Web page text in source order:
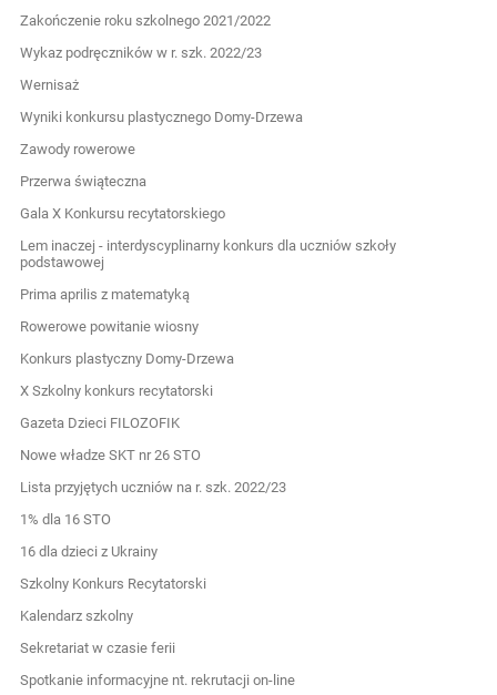
Zakończenie roku szkolnego 2021/2022
Wykaz podręczników w r. szk. 2022/23
Wernisaż
Wyniki konkursu plastycznego Domy-Drzewa
Zawody rowerowe
Przerwa świąteczna
Gala X Konkursu recytatorskiego
Lem inaczej - interdyscyplinarny konkurs dla uczniów szkoły
podstawowej
Prima aprilis z matematyką
Rowerowe powitanie wiosny
Konkurs plastyczny Domy-Drzewa
X Szkolny konkurs recytatorski
Gazeta Dzieci FILOZOFIK
Nowe władze SKT nr 26 STO
Lista przyjętych uczniów na r. szk. 2022/23
1% dla 16 STO
16 dla dzieci z Ukrainy
Szkolny Konkurs Recytatorski
Kalendarz szkolny
Sekretariat w czasie ferii
Spotkanie informacyjne nt. rekrutacji on-line